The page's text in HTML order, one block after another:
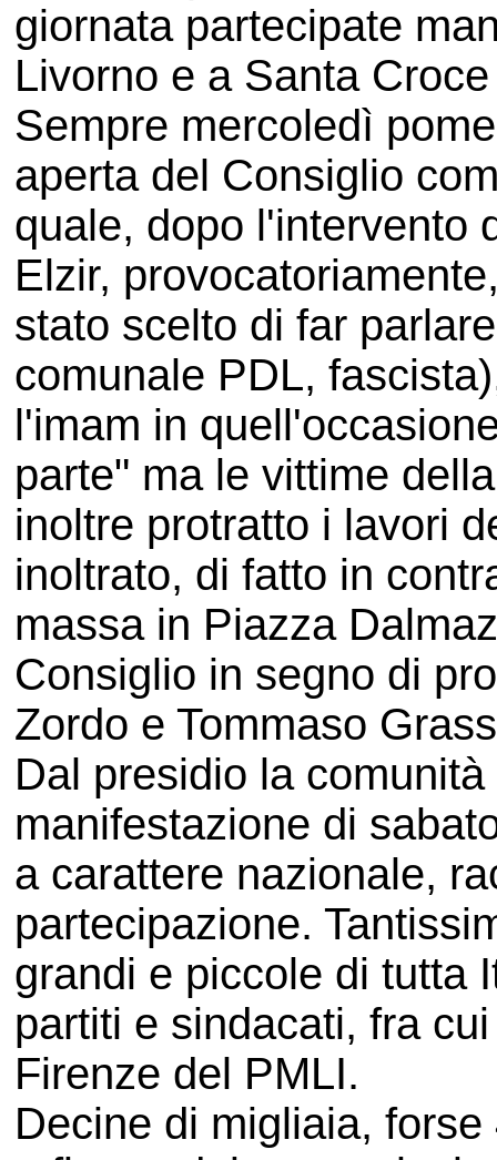
giornata partecipate
Livorno e a Santa
Sempre mercoledì
aperta del Consiglio
quale, dopo l'intervento
Elzir,
stato scelto di far
comunale PDL,
l'imam in
parte" ma le vittime
inoltre protratto i lavori
inoltrato, di fatto in
massa in Piazza
Consiglio in segno di
Zordo e Tommaso
Dal presidio la
manifestazione di
a carattere nazionale,
partecipazione.
grandi e piccole di tutta
partiti e sindacati, fra
Firenze del PMLI.
Decine di migliaia,